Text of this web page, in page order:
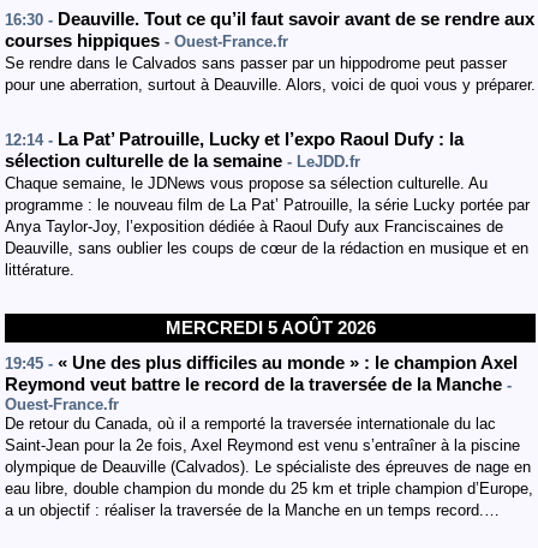
16:30 - Deauville. Tout ce qu’il faut savoir avant de se rendre aux
courses hippiques - Ouest-France.fr
Se rendre dans le Calvados sans passer par un hippodrome peut passer
pour une aberration, surtout à Deauville. Alors, voici de quoi vous y préparer.
12:14 - La Pat’ Patrouille, Lucky et l’expo Raoul Dufy : la
sélection culturelle de la semaine - LeJDD.fr
Chaque semaine, le JDNews vous propose sa sélection culturelle. Au
programme : le nouveau film de La Pat’ Patrouille, la série Lucky portée par
Anya Taylor-Joy, l’exposition dédiée à Raoul Dufy aux Franciscaines de
Deauville, sans oublier les coups de cœur de la rédaction en musique et en
littérature.
MERCREDI 5 AOÛT 2026
19:45 - « Une des plus difficiles au monde » : le champion Axel
Reymond veut battre le record de la traversée de la Manche -
Ouest-France.fr
De retour du Canada, où il a remporté la traversée internationale du lac
Saint-Jean pour la 2e fois, Axel Reymond est venu s’entraîner à la piscine
olympique de Deauville (Calvados). Le spécialiste des épreuves de nage en
eau libre, double champion du monde du 25 km et triple champion d’Europe,
a un objectif : réaliser la traversée de la Manche en un temps record.…